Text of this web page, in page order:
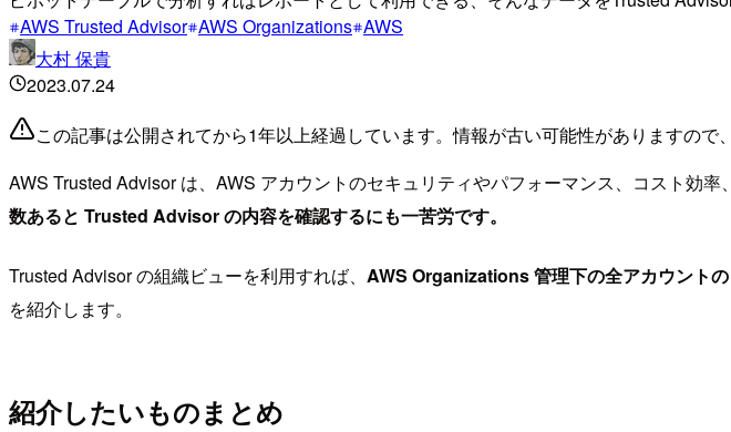
AWS Trusted Advisor AWS Organizations AWS
大村 保貴
2023.07.24
この記事は公開されてから1年以上経過しています。情報が古い可能性がありますので
AWS Trusted Advisor は、AWS アカウントのセキュリティやパフォーマンス、コスト効
数あると Trusted Advisor の内容を確認するにも一苦労です。
Trusted Advisor の組織ビューを利用すれば、 AWS Organizations 管理下の全アカウント
を紹介します。
紹介したいものまとめ